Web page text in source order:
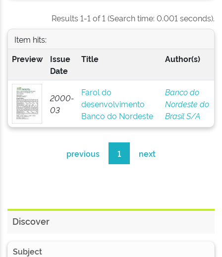
Results 1-1 of 1 (Search time: 0.001 seconds).
Item hits:
Preview
Issue
Date
Title Author(s)
2000-
03
Farol do
desenvolvimento
Banco do Nordeste
Banco do
Nordeste do
Brasil S/A
previous 1 next
Discover
Subject